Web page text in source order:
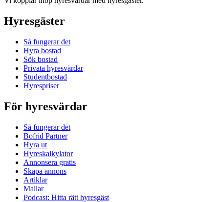
Hyresgäster
Så fungerar det
Hyra bostad
Sök bostad
Privata hyresvärdar
Studentbostad
Hyrespriser
För hyresvärdar
Så fungerar det
Bofrid Partner
Hyra ut
Hyreskalkylator
Annonsera gratis
Skapa annons
Artiklar
Mallar
Podcast: Hitta rätt hyresgäst